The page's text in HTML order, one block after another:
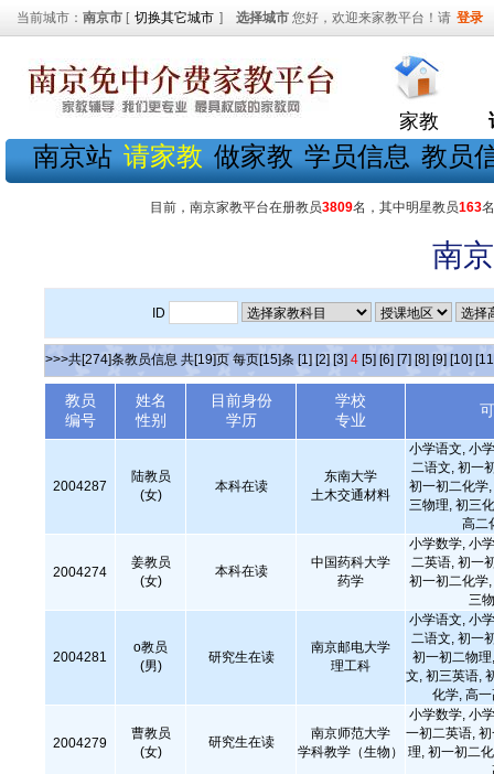
当前城市： 南京市 [ 切换其它城市 ] 选择城市 您好，欢迎来家教平台！请 登录
家教
南京站 请家教 做家教 学员信息 教员
目前，南京家教平台在册教员3809名，其中明星教员163
南
ID
>>>共[274]条教员信息 共[19]页 每页[15]条 [1] [2] [3] 4 [5] [6] [7] [8] [9] [10]
教员
编号
姓名
性别
目前身份
学历
学校
专业
2004287
陆教员
(女)
本科在读
东南大学
土木交通材料
小学语文, 小
二语文, 初一
初一初二化学
三物理, 初三
高二
2004274
姜教员
(女)
本科在读
中国药科大学
药学
小学数学, 小
二英语, 初一
初一初二化学
三
2004281
o教员
(男)
研究生在读
南京邮电大学
理工科
小学语文, 小
二语文, 初一
初一初二物
文, 初三英语,
化学, 高
2004279
曹教员
(女)
研究生在读
南京师范大学
学科教学（生物）
小学数学, 小
一初二英语,
理, 初一初二